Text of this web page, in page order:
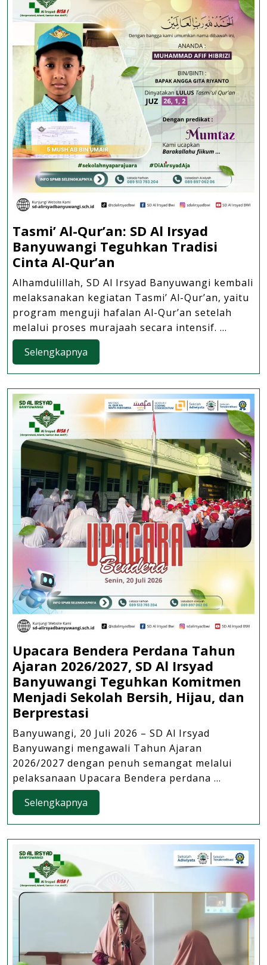
Tasmi’ Al-Qur’an: SD Al Irsyad
Banyuwangi Teguhkan Tradisi
Cinta Al-Qur’an
Al-
Qur’an:
SD
Al
Irsyad
Teguhkan
Tradisi
Cinta Al-
Qur’an
Alhamdulillah, SD Al Irsyad Banyuwangi kembali
melaksanakan kegiatan Tasmi’ Al-Qur’an, yaitu
program menguji hafalan Al-Qur’an setelah
melalui proses murajaah secara intensif. ...
Selengkapnya
Upacara Bendera Perdana Tahun
Ajaran 2026/2027, SD Al Irsyad
Banyuwangi Teguhkan Komitmen
Menjadi Sekolah Bersih, Hijau, dan
Berprestasi
Bendera
Perdana
Tahun
Ajaran
2026/2027,
Al
Irsyad
Menjadi
Sekolah
Bersih,
Hijau,
dan
Banyuwangi, 20 Juli 2026 – SD Al Irsyad
Banyuwangi mengawali Tahun Ajaran
2026/2027 dengan penuh semangat melalui
pelaksanaan Upacara Bendera perdana ...
Selengkapnya